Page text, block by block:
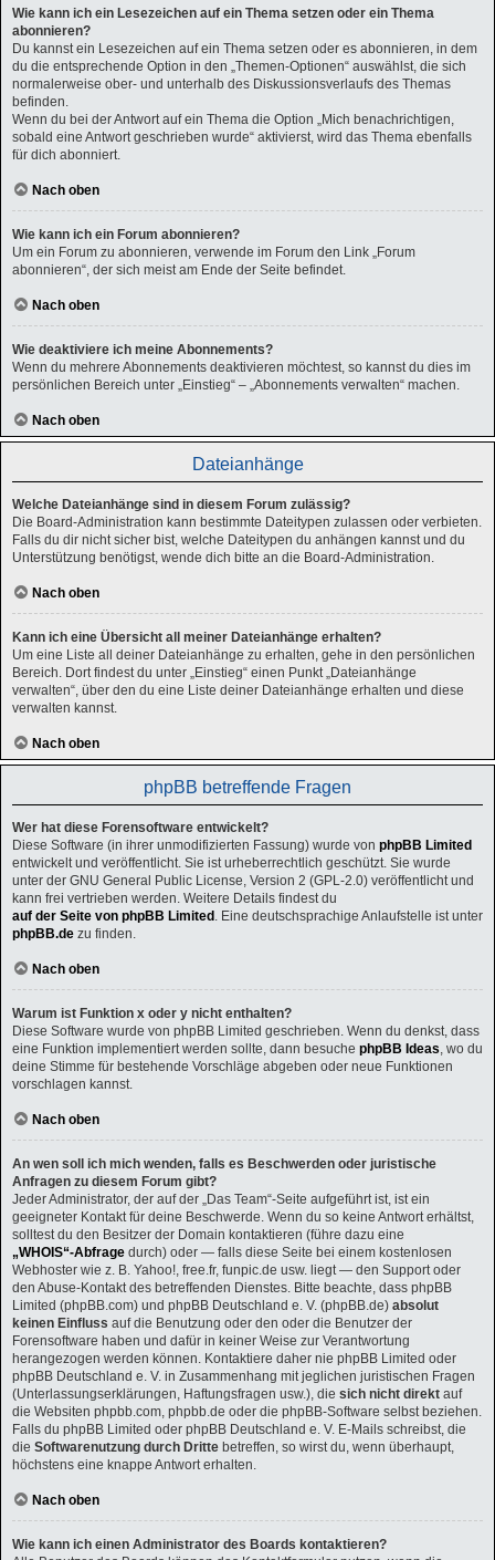
Wie kann ich ein Lesezeichen auf ein Thema setzen oder ein Thema
abonnieren?
Du kannst ein Lesezeichen auf ein Thema setzen oder es abonnieren, in dem
du die entsprechende Option in den „Themen-Optionen“ auswählst, die sich
normalerweise ober- und unterhalb des Diskussionsverlaufs des Themas
befinden.
Wenn du bei der Antwort auf ein Thema die Option „Mich benachrichtigen,
sobald eine Antwort geschrieben wurde“ aktivierst, wird das Thema ebenfalls
für dich abonniert.
Nach oben
Wie kann ich ein Forum abonnieren?
Um ein Forum zu abonnieren, verwende im Forum den Link „Forum
abonnieren“, der sich meist am Ende der Seite befindet.
Nach oben
Wie deaktiviere ich meine Abonnements?
Wenn du mehrere Abonnements deaktivieren möchtest, so kannst du dies im
persönlichen Bereich unter „Einstieg“ – „Abonnements verwalten“ machen.
Nach oben
Dateianhänge
Welche Dateianhänge sind in diesem Forum zulässig?
Die Board-Administration kann bestimmte Dateitypen zulassen oder verbieten.
Falls du dir nicht sicher bist, welche Dateitypen du anhängen kannst und du
Unterstützung benötigst, wende dich bitte an die Board-Administration.
Nach oben
Kann ich eine Übersicht all meiner Dateianhänge erhalten?
Um eine Liste all deiner Dateianhänge zu erhalten, gehe in den persönlichen
Bereich. Dort findest du unter „Einstieg“ einen Punkt „Dateianhänge
verwalten“, über den du eine Liste deiner Dateianhänge erhalten und diese
verwalten kannst.
Nach oben
phpBB betreffende Fragen
Wer hat diese Forensoftware entwickelt?
Diese Software (in ihrer unmodifizierten Fassung) wurde von phpBB Limited
entwickelt und veröffentlicht. Sie ist urheberrechtlich geschützt. Sie wurde
unter der GNU General Public License, Version 2 (GPL-2.0) veröffentlicht und
kann frei vertrieben werden. Weitere Details findest du
auf der Seite von phpBB Limited . Eine deutschsprachige Anlaufstelle ist unter
phpBB.de zu finden.
Nach oben
Warum ist Funktion x oder y nicht enthalten?
Diese Software wurde von phpBB Limited geschrieben. Wenn du denkst, dass
eine Funktion implementiert werden sollte, dann besuche phpBB Ideas, wo du
deine Stimme für bestehende Vorschläge abgeben oder neue Funktionen
vorschlagen kannst.
Nach oben
An wen soll ich mich wenden, falls es Beschwerden oder juristische
Anfragen zu diesem Forum gibt?
Jeder Administrator, der auf der „Das Team“-Seite aufgeführt ist, ist ein
geeigneter Kontakt für deine Beschwerde. Wenn du so keine Antwort erhältst,
solltest du den Besitzer der Domain kontaktieren (führe dazu eine
„WHOIS“-Abfrage durch) oder — falls diese Seite bei einem kostenlosen
Webhoster wie z. B. Yahoo!, free.fr, funpic.de usw. liegt — den Support oder
den Abuse-Kontakt des betreffenden Dienstes. Bitte beachte, dass phpBB
Limited (phpBB.com) und phpBB Deutschland e. V. (phpBB.de) absolut
keinen Einfluss auf die Benutzung oder den oder die Benutzer der
Forensoftware haben und dafür in keiner Weise zur Verantwortung
herangezogen werden können. Kontaktiere daher nie phpBB Limited oder
phpBB Deutschland e. V. in Zusammenhang mit jeglichen juristischen Fragen
(Unterlassungserklärungen, Haftungsfragen usw.), die sich nicht direkt auf
die Websiten phpbb.com, phpbb.de oder die phpBB-Software selbst beziehen.
Falls du phpBB Limited oder phpBB Deutschland e. V. E-Mails schreibst, die
die Softwarenutzung durch Dritte betreffen, so wirst du, wenn überhaupt,
höchstens eine knappe Antwort erhalten.
Nach oben
Wie kann ich einen Administrator des Boards kontaktieren?